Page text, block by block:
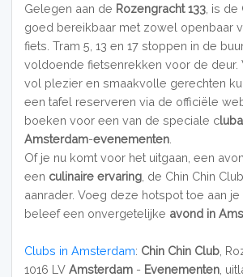
Gelegen aan de Rozengracht 133, is de
goed bereikbaar met zowel openbaar
fiets. Tram 5, 13 en 17 stoppen in de
voldoende fietsenrekken voor de deur.
vol plezier en smaakvolle gerechten
een tafel reserveren via de officiële
boeken voor een van de speciale c
Amsterdam-evenementen.
Of je nu komt voor het uitgaan, een
een culinaire ervaring, de Chin Chin
aanrader. Voeg deze hotspot toe aan je
beleef een onvergetelijke avond in
Clubs in Amsterdam: Chin Chin Club,
1016 LV Amsterdam- Evenementen,